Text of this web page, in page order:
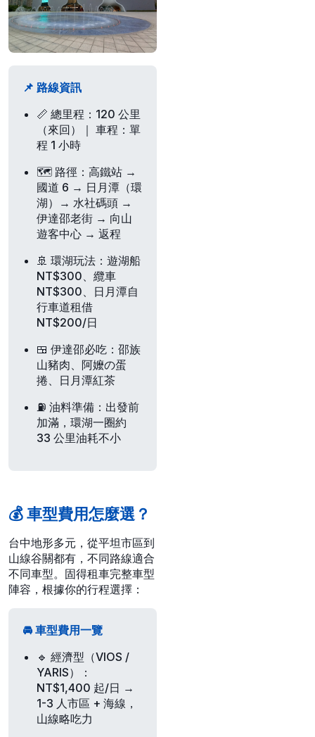
📌 路線資訊
📏 總里程 ：120 公里
（來回）｜ 車程 ：單
程 1 小時
🗺️ 路徑 ：高鐵站 →
國道 6 → 日月潭（環
湖）→ 水社碼頭 →
伊達邵老街 → 向山
遊客中心 → 返程
🚢 環湖玩法 ：遊湖船
NT$300、纜車
NT$300、日月潭自
行車道租借
NT$200/日
🍱 伊達邵必吃 ：邵族
山豬肉、阿嬤の蛋
捲、日月潭紅茶
⛽ 油料準備 ：出發前
加滿，環湖一圈約
33 公里油耗不小
💰 車型費用怎麼選？
台中地形多元，從平坦市區到
山線谷關都有，不同路線適合
不同車型。 固得租車完整車型
陣容，根據你的行程選擇：
🚘 車型費用一覽
🔹 經濟型（VIOS /
YARIS）
：
NT$1,400 起/日 →
1-3 人市區 + 海線，
山線略吃力